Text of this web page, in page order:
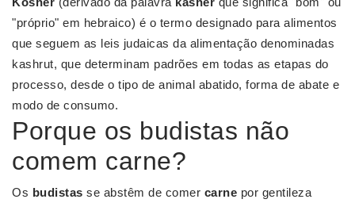
"próprio" em hebraico) é o termo designado para alimentos
que seguem as leis judaicas da alimentação denominadas
kashrut, que determinam padrões em todas as etapas do
processo, desde o tipo de animal abatido, forma de abate e
modo de consumo.
Porque os budistas não
comem carne?
Os budistas se abstêm de comer carne por gentileza